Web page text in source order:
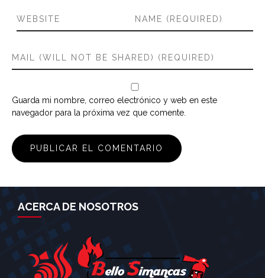
Guarda mi nombre, correo electrónico y web en este
navegador para la próxima vez que comente.
ACERCA DE NOSOTROS